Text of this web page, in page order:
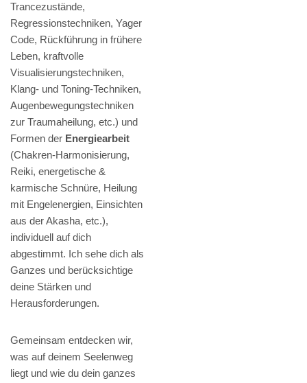
Trancezustände,
Regressionstechniken, Yager
Code, Rückführung in frühere
Leben, kraftvolle
Visualisierungstechniken,
Klang- und Toning-Techniken,
Augenbewegungstechniken
zur Traumaheilung, etc.) und
Formen der Energiearbeit
(Chakren-Harmonisierung,
Reiki, energetische &
karmische Schnüre, Heilung
mit Engelenergien, Einsichten
aus der Akasha, etc.),
individuell auf dich
abgestimmt. Ich sehe dich als
Ganzes und berücksichtige
deine Stärken und
Herausforderungen.
Gemeinsam entdecken wir,
was auf deinem Seelenweg
liegt und wie du dein ganzes